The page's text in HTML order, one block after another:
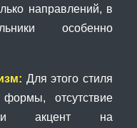
направлений, в
особенно
Для этого стиля
отсутствие
и акцент на